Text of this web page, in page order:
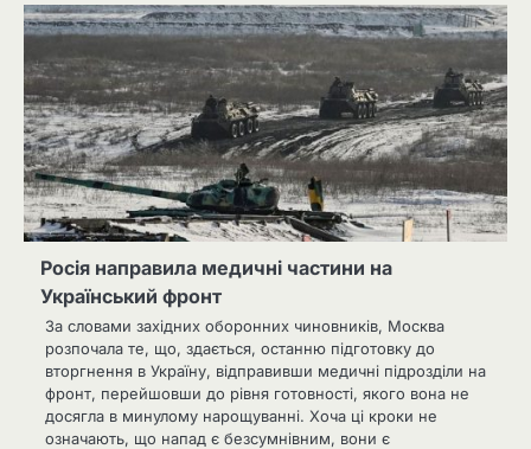
Росія направила медичні частини на
Український фронт
За словами західних оборонних чиновників, Москва
розпочала те, що, здається, останню підготовку до
вторгнення в Україну, відправивши медичні підрозділи на
фронт, перейшовши до рівня готовності, якого вона не
досягла в минулому нарощуванні. Хоча ці кроки не
означають, що напад є безсумнівним, вони є